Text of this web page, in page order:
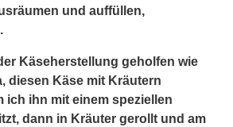
und auffüllen,
Käseherstellung geholfen wie
diesen Käse mit Kräutern
ich ihn mit einem speziellen
dann in Kräuter gerollt und am